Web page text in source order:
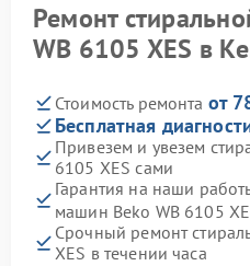
Ремонт
WB 6105 XES в
Стоимость ремонта от
Бесплатная
Привезем и увезем
6105 XES сами
Гарантия на наши
машин Beko WB 6105
Срочный ремонт
XES в течении часа